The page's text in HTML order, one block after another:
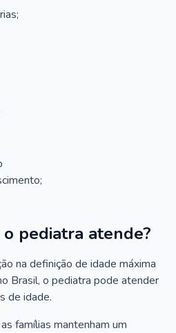
pediatra atende?
na definição de idade máxima
Brasil, o pediatra pode atender
de idade.
famílias mantenham um